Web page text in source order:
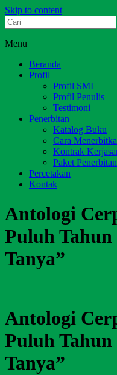
Skip to content
Dari Jambi untuk Indonesia
Menu
Beranda
Profil
Profil SMI
Profil Penulis
Testimoni
Penerbitan
Katalog Buku
Cara
Kontrak
Paket Penerbitan
Percetakan
Kontak
Antologi
Puluh Tahun
Tanya”
Antologi
Puluh Tahun
Tanya”